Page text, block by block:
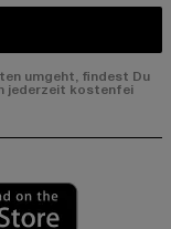
umgeht, findest Du
jederzeit kostenfei